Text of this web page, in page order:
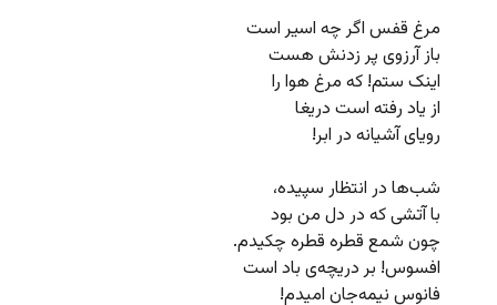
مرغ قفس اگر چه اسیر است
باز آرزوی پر زدنش هست
اینک ستم! که مرغ هوا را
از یاد رفته است دریغا
رویای آشیانه در ابر!
شب‌ها در انتظار سپیده،
با آتشی که در دل من بود
چون شمع قطره قطره چکیدم.
افسوس! بر دریچه‌ی باد است
فانوس نیمه‌جان امیدم!